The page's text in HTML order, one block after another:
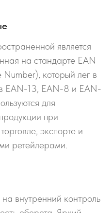
является
на стандарте EAN
который лег в
EAN-13, EAN-8 и EAN-
для
при
экспорте и
ретейлерами.
внутренний контроль